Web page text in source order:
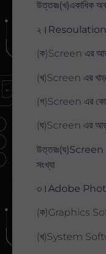
উত্তরঃ(খ)একাধিক
২।Resoulation
(ক)Screen এর
(খ)Screen এর
(গ)Screen এর
(ঘ)Screen এর
উত্তরঃ(ঘ)Screen
সংখ্যা
৩।Adobe
(ক)Graphics
(খ)System